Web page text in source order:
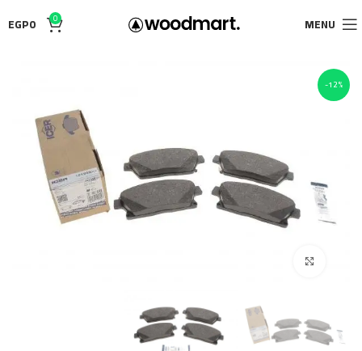
MENU
0
EGP0
-12%